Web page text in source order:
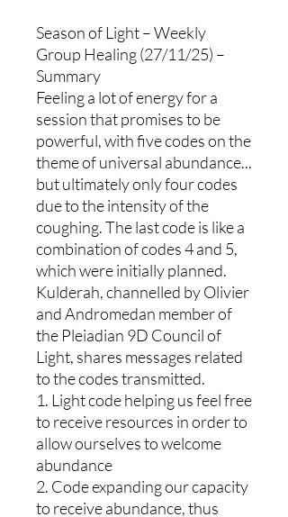
Season of Light – Weekly
Group Healing (27/11/25) –
Summary
Feeling a lot of energy for a
session that promises to be
powerful, with five codes on the
theme of universal abundance...
but ultimately only four codes
due to the intensity of the
coughing. The last code is like a
combination of codes 4 and 5,
which were initially planned.
Kulderah, channelled by Olivier
and Andromedan member of
the Pleiadian 9D Council of
Light, shares messages related
to the codes transmitted.
1. Light code helping us feel free
to receive resources in order to
allow ourselves to welcome
abundance
2. Code expanding our capacity
to receive abundance, thus